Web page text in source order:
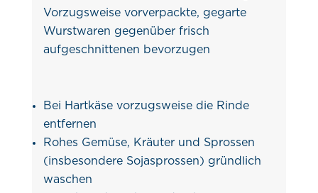
Vorzugsweise vorverpackte, gegarte
Wurstwaren gegenüber frisch
aufgeschnittenen bevorzugen
Bei Hartkäse vorzugsweise die Rinde
entfernen
Rohes Gemüse, Kräuter und Sprossen
(insbesondere Sojasprossen) gründlich
waschen